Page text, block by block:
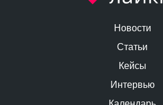
Новости
Статьи
Кейсы
Интервью